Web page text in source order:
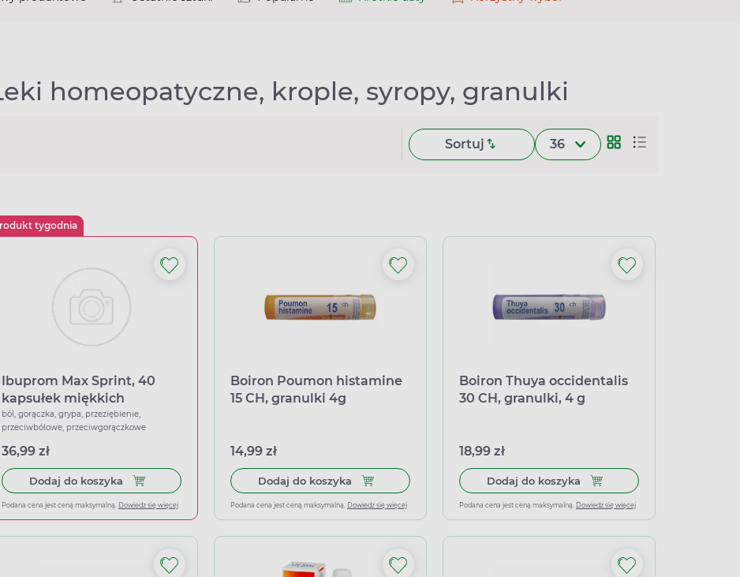
homeopatyczne, krople, syropy, granulki
Sortuj 36
tygodnia
Ibuprom Max Sprint, 40
kapsułek miękkich
ból, gorączka, grypa, przeziębienie,
przeciwbólowe, przeciwgorączkowe
36,99 zł
Dodaj do koszyka Dodaj do koszyka Ibuprom Max Sprint, 40 kapsułek miękkich
Podana cena jest ceną maksymalną. Dowiedz się więcej
Boiron Poumon histamine
15 CH, granulki 4g
14,99 zł
Dodaj do koszyka Dodaj do koszyka Boiron Poumon histamine 15 CH, granulki 4g
Podana cena jest ceną maksymalną. Dowiedz się więcej
Boiron Thuya occidentalis
30 CH, granulki, 4 g
18,99 zł
Dodaj do koszyka Dodaj do koszyka Boiron
Podana cena jest ceną maksymalną. Dowiedz się więcej